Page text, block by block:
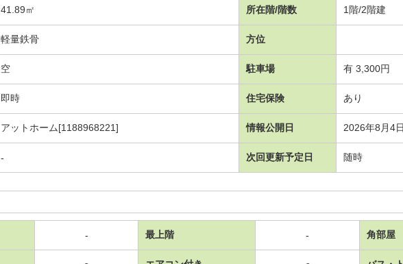
41.89㎡ 所在階/階数 1階/2階建
軽量鉄骨 方位
空 駐車場 有 3,300円
即時 住宅保険 あり
アットホーム[1188968221] 情報公開日 2026年8月4日
- 次回更新予定日 随時
- 最上階 - 角部屋